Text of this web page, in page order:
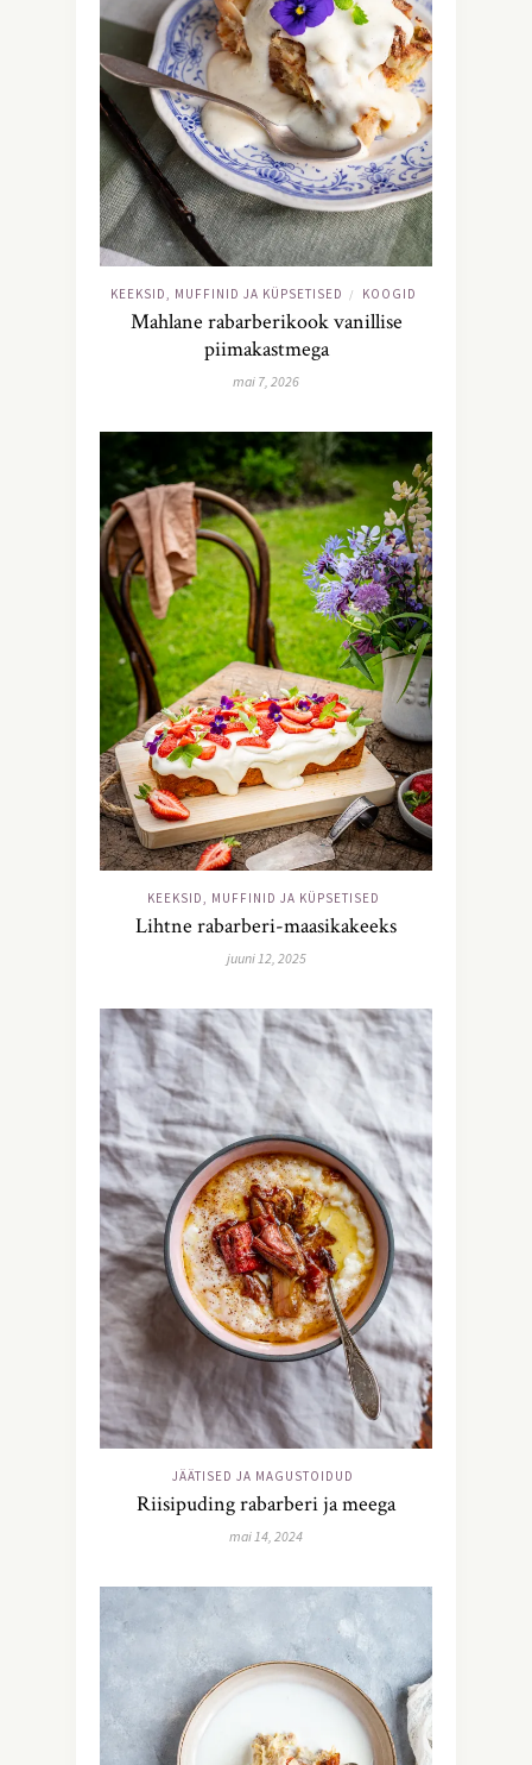
KEEKSID, MUFFINID JA KÜPSETISED / KOOGID
Mahlane rabarberikook vanillise
piimakastmega
mai 7, 2026
KEEKSID, MUFFINID JA KÜPSETISED
Lihtne rabarberi-maasikakeeks
juuni 12, 2025
JÄÄTISED JA MAGUSTOIDUD
Riisipuding rabarberi ja meega
mai 14, 2024